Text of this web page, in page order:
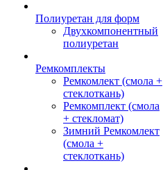
Полиуретан для форм
Двухкомпонентный
полиуретан
Ремкомплекты
Ремкомлект (смола +
стеклоткань)
Ремкомплект (смола
+ стекломат)
Зимний Ремкомлект
(смола +
стеклоткань)